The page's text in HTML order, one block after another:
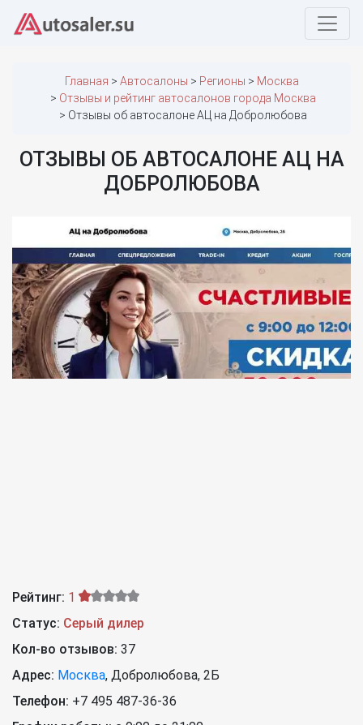
Главная Автосалоны Регионы
Москва
Отзывы и рейтинг автосалонов города Москва
Отзывы об автосалоне АЦ на Добролюбова
ОТЗЫВЫ ОБ АВТОСАЛОНЕ АЦ НА
ДОБРОЛЮБОВА
Рейтинг: 1
Статус: Серый дилер
Кол-во отзывов: 37
Адрес: Москва, Добролюбова, 2Б
Телефон: +7 495 487-36-36